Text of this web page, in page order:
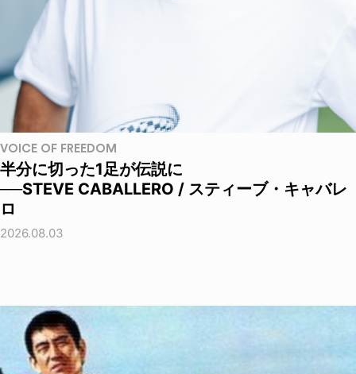
VOICE OF FREEDOM
半分に切った1足が伝説に
──STEVE CABALLERO / スティーブ・キャバレ
ロ
2026.08.03